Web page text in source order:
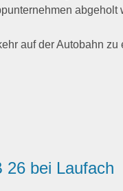
abgeholt
auf der Autobahn
26 bei Laufach